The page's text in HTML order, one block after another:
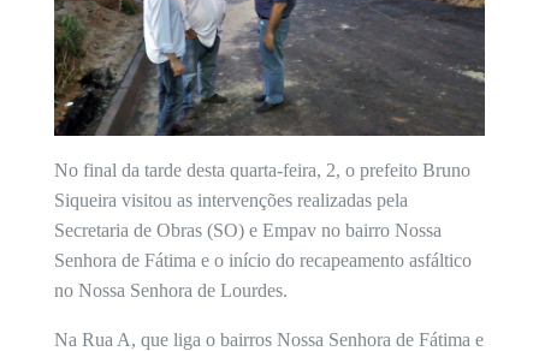
No final da tarde desta quarta-feira, 2, o prefeito Bruno
Siqueira visitou as intervenções realizadas pela
Secretaria de Obras (SO) e Empav no bairro Nossa
Senhora de Fátima e o início do recapeamento asfáltico
no Nossa Senhora de Lourdes.
Na Rua A, que liga o bairros Nossa Senhora de Fátima e